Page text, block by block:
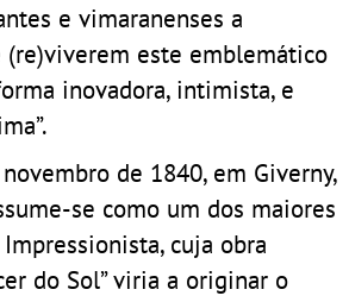
e vimaranenses a
este emblemático
inovadora, intimista, e
de 1840, em Giverny,
se como um dos maiores
cuja obra
do Sol” viria a originar o